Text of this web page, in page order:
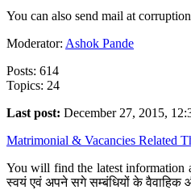
You can also send mail at
Moderator: Ashok Pande
Posts: 614
Topics: 24
Last post: December 27, 2015,
Matrimonial & Vacancies Related
You will find the latest information
स्वयं एवं अपने सगे सम्बंधियों के वैवाहिक